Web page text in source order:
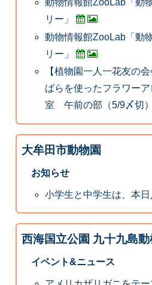
動物情報館ZooLab「動
リー」
動物情報館ZooLab「動
リー」
【植物園一人一花友の
ばらを使ったフラワー
室 午前の部（5/9〆切）
大牟田市動物園
お知らせ
小学生と中学生は、本
西海国立公園 九十九島
イベント&ニュース